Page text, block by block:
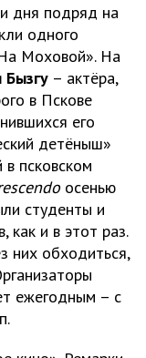
дня подряд на
одного
Моховой». На
Бызгу – актёра,
в Пскове
его
детёныш»
в псковском
осенью
студенты и
как и в этот раз.
них обходиться,
ежегодным – с